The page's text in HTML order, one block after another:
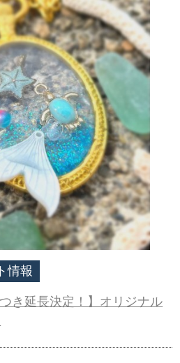
情報
き延長決定！】オリジナル